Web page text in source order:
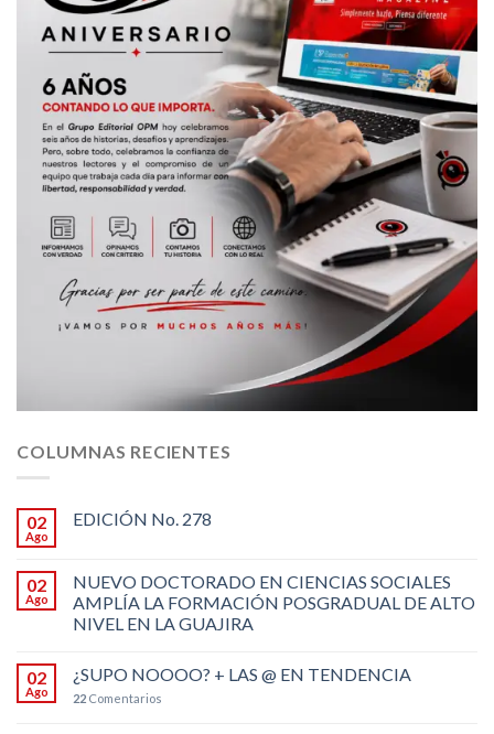
COLUMNAS RECIENTES
02
Ago
EDICIÓN No. 278
02
Ago
NUEVO DOCTORADO EN CIENCIAS SOCIALES
AMPLÍA LA FORMACIÓN POSGRADUAL DE ALTO
NIVEL EN LA GUAJIRA
02
Ago
¿SUPO NOOOO? + LAS @ EN TENDENCIA
22 Comentarios